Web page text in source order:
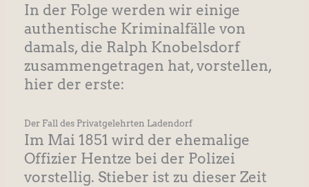
In der Folge werden wir einige
authentische Kriminalfälle von
damals, die Ralph Knobelsdorf
zusammengetragen hat, vorstellen,
hier der erste:
Der Fall des Privatgelehrten Ladendorf
Im Mai 1851 wird der ehemalige
Offizier Hentze bei der Polizei
vorstellig. Stieber ist zu dieser Zeit